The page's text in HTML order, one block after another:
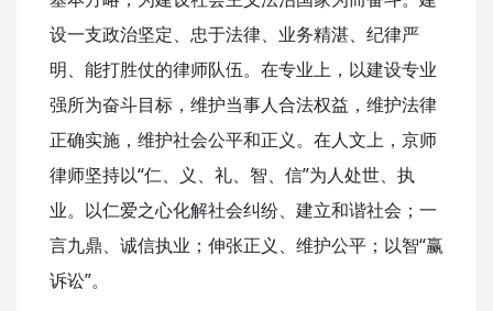
设一支政治坚定、忠于法律、业务精湛、纪律严
明、能打胜仗的律师队伍。在专业上，以建设专业
强所为奋斗目标，维护当事人合法权益，维护法律
正确实施，维护社会公平和正义。在人文上，京师
律师坚持以“仁、义、礼、智、信”为人处世、执
业。以仁爱之心化解社会纠纷、建立和谐社会；一
言九鼎、诚信执业；伸张正义、维护公平；以智“赢
诉讼”。